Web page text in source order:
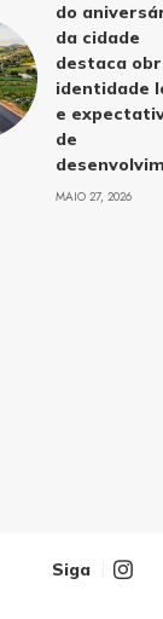
do
da cidade
destaca
identidade
e
de
MAIO 27, 2026
Siga